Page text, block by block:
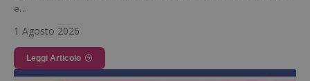
e…
1 Agosto 2026
Leggi Articolo